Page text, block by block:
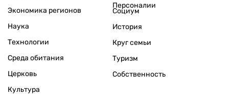
Экономика регионов
Персоналии
Наука
Технологии
Среда обитания
Церковь
Культура
Социум
История
Круг семьи
Туризм
Собственность